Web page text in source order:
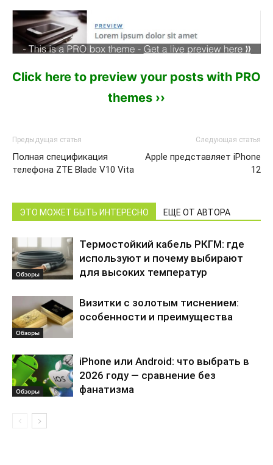
Click here to preview your posts with PRO
themes ››
Предыдущая статья
Полная спецификация
телефона ZTE Blade V10 Vita
Следующая статья
Apple представляет iPhone
12
ЭТО МОЖЕТ БЫТЬ ИНТЕРЕСНО ЕЩЕ ОТ АВТОРА
Обзоры
Термостойкий кабель РКГМ: где
используют и почему выбирают
для высоких температур
Обзоры
Визитки с золотым тиснением:
особенности и преимущества
Обзоры
iPhone или Android: что выбрать в
2026 году — сравнение без
фанатизма